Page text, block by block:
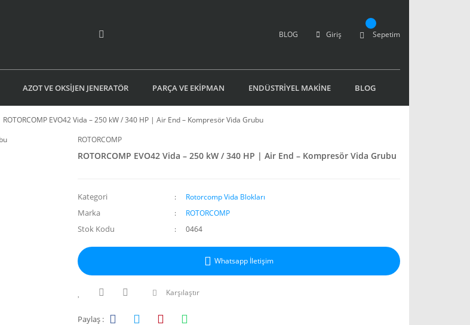
BLOG Giriş Sepetim
AZOT VE OKSİJEN JENERATÖR PARÇA VE EKİPMAN ENDÜSTRİYEL MAKİNE BLOG
ROTORCOMP EVO42 Vida – 250 kW / 340 HP | Air End – Kompresör Vida Grubu
ROTORCOMP
ROTORCOMP EVO42 Vida – 250 kW / 340 HP | Air End – Kompresör Vida Grubu
Kategori Rotorcomp Vida Blokları
Marka ROTORCOMP
Stok Kodu 0464
Whatsapp İletişim
Karşılaştır
Paylaş :